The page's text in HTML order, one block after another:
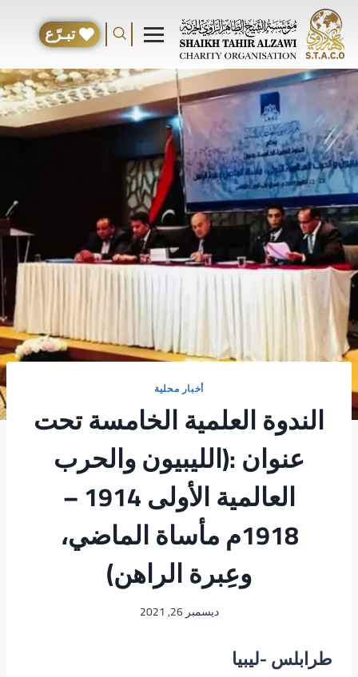
تبـرّع
أخبار محلية
الندوة العلمية الخامسة تحت
عنوان :(الليبيون والحرب
العالمية الأولى 1914 –
1918م مأساة الماضي،
وعِبرة الراهن)
ديسمبر 26, 2021
طرابلس -ليبيا